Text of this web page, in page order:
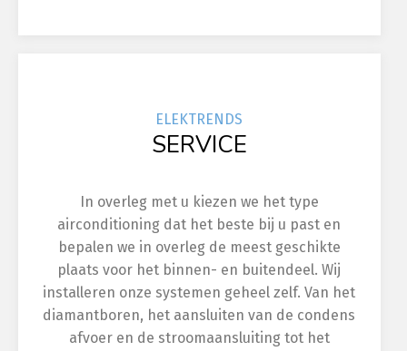
ELEKTRENDS
SERVICE
In overleg met u kiezen we het type
airconditioning dat het beste bij u past en
bepalen we in overleg de meest geschikte
plaats voor het binnen- en buitendeel. Wij
installeren onze systemen geheel zelf. Van het
diamantboren, het aansluiten van de condens
afvoer en de stroomaansluiting tot het